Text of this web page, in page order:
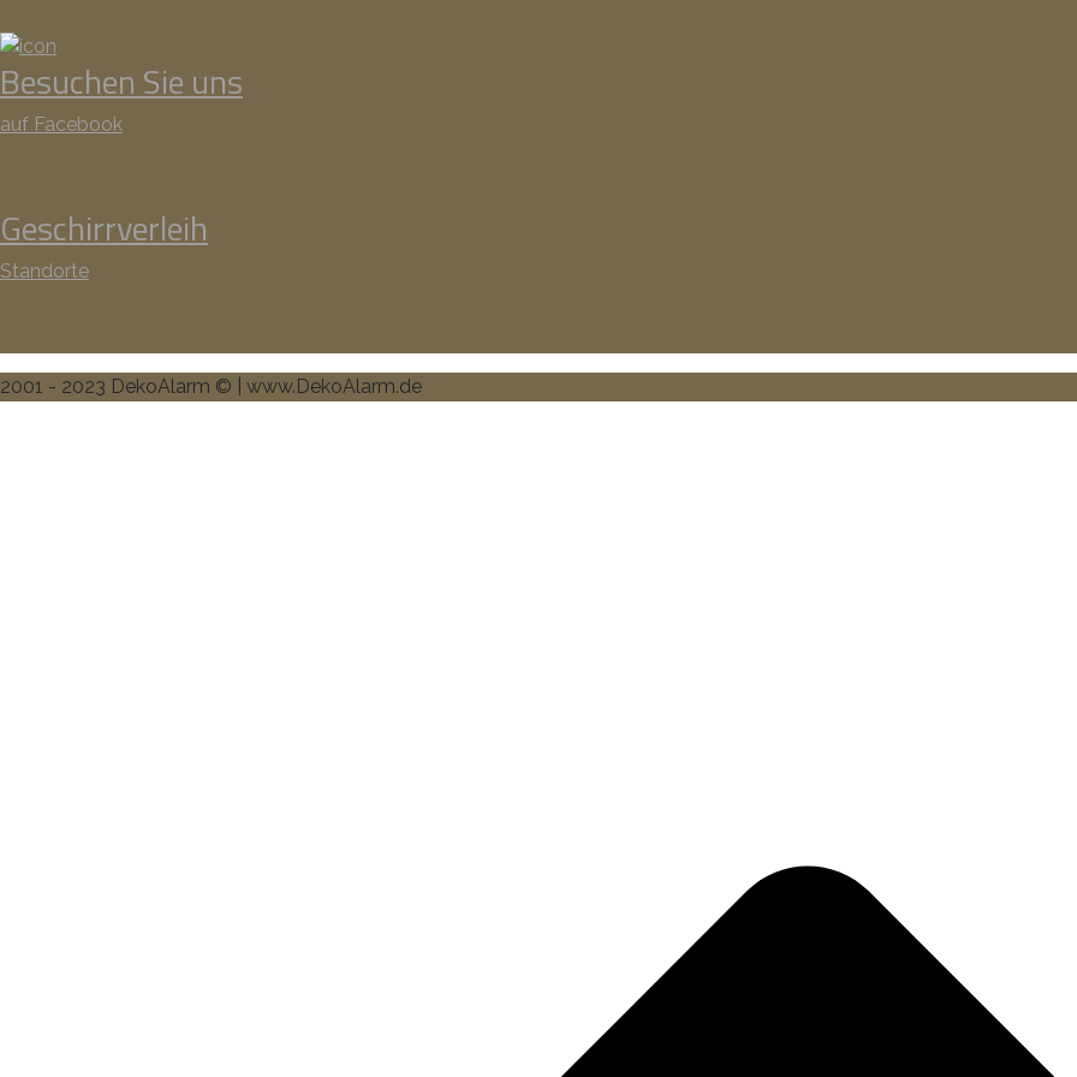
Besuchen Sie uns
auf Facebook
Geschirrverleih
Standorte
2001 - 2023 DekoAlarm © | www.DekoAlarm.de